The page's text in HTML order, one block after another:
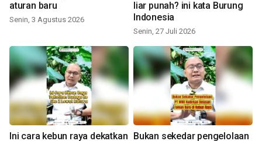
aturan baru
Senin, 3 Agustus 2026
liar punah? ini kata Burung
Indonesia
Senin, 27 Juli 2026
Ini cara kebun raya dekatkan
Bukan sekedar pengelolaan